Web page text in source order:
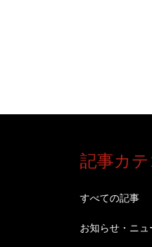
記事カテ
すべての記事
お知らせ・ニュ